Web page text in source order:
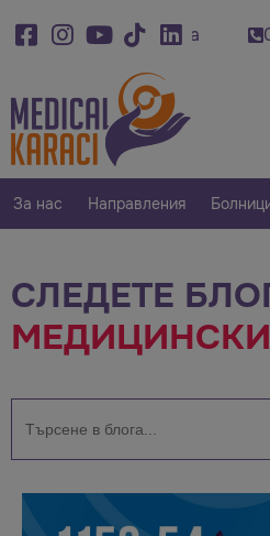
- Варна 0878 500
За нас Направления
СЛЕДЕТЕ
Търсене
за: